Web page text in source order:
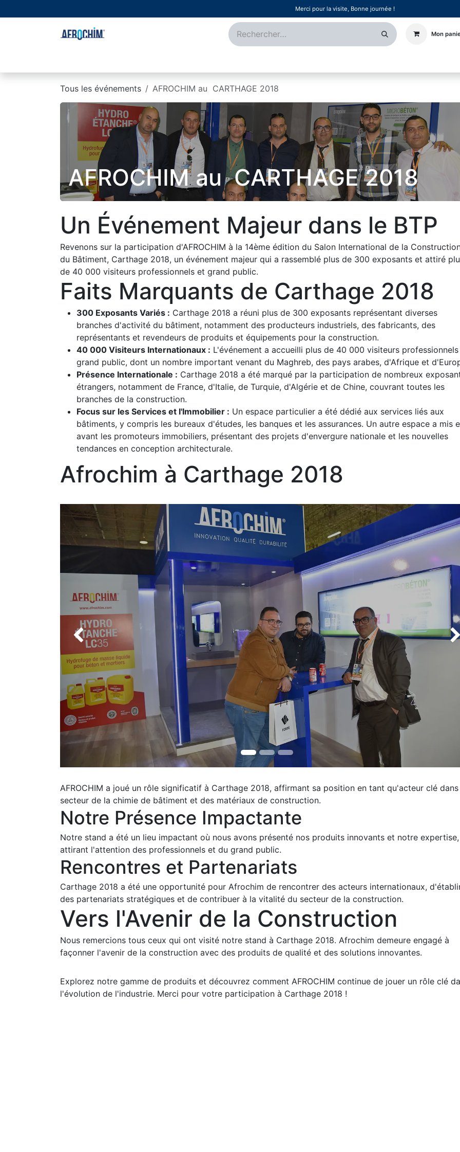
Merci pour la visite, Bonne journée !
Mon
Tous les événements AFROCHIM au CARTHAGE 2018
AFROCHIM au CARTHAGE 2018
Un Événement Majeur dans le BTP
Revenons sur la participation d'AFROCHIM à la 14ème édition du Salon International de la
du Bâtiment, Carthage 2018, un événement majeur qui a rassemblé plus de 300 exposants et attiré
de 40 000 visiteurs professionnels et grand public.
Faits Marquants de Carthage 2018
300 Exposants Variés : Carthage 2018 a réuni plus de 300 exposants représentant diverses
branches d'activité du bâtiment, notamment des producteurs industriels, des fabricants, des
représentants et revendeurs de produits et équipements pour la construction.
40 000 Visiteurs Internationaux : L'événement a accueilli plus de 40 000 visiteurs
grand public, dont un nombre important venant du Maghreb, des pays arabes, d'Afrique et
Présence Internationale : Carthage 2018 a été marqué par la participation de nombreux
étrangers, notamment de France, d'Italie, de Turquie, d'Algérie et de Chine, couvrant toutes les
branches de la construction.
Focus sur les Services et l'Immobilier : Un espace particulier a été dédié aux services liés aux
bâtiments, y compris les bureaux d'études, les banques et les assurances. Un autre espace a mis
avant les promoteurs immobiliers, présentant des projets d'envergure nationale et les nouvelles
tendances en conception architecturale.
Afrochim à Carthage 2018
Précédent
AFROCHIM a joué un rôle significatif à Carthage 2018, affirmant sa position en tant qu'acteur clé
secteur de la chimie de bâtiment et des matériaux de construction.
Notre Présence Impactante
Notre stand a été un lieu impactant où nous avons présenté nos produits innovants et notre expertise,
attirant l'attention des professionnels et du grand public.
Rencontres et Partenariats
Carthage 2018 a été une opportunité pour Afrochim de rencontrer des acteurs internationaux,
des partenariats stratégiques et de contribuer à la vitalité du secteur de la construction.
Vers l'Avenir de la Construction
Nous remercions tous ceux qui ont visité notre stand à Carthage 2018. Afrochim demeure engagé à
façonner l'avenir de la construction avec des produits de qualité et des solutions innovantes.
Explorez notre gamme de produits et découvrez comment AFROCHIM continue de jouer un rôle clé
l'évolution de l'industrie. Merci pour votre participation à Carthage 2018 !